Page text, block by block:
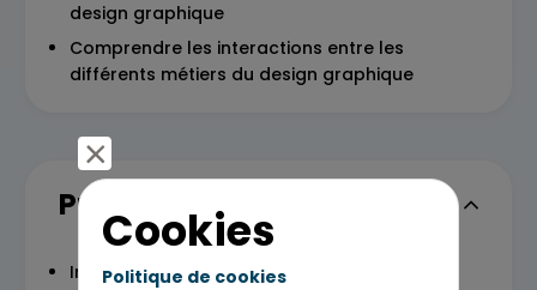
design graphique
Comprendre les interactions entre les
différents métiers du design graphique
Programme
Introduction au design graphique
Cookies
Politique de cookies